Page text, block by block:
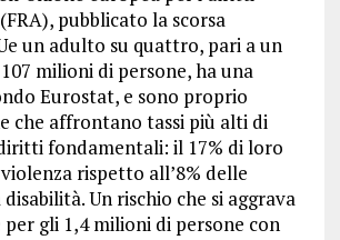
pubblicato la scorsa
un adulto su quattro, pari a un
milioni di persone, ha una
Eurostat, e sono proprio
che affrontano tassi più alti di
fondamentali: il 17% di loro
rispetto all’8% delle
Un rischio che si aggrava
gli 1,4 milioni di persone con